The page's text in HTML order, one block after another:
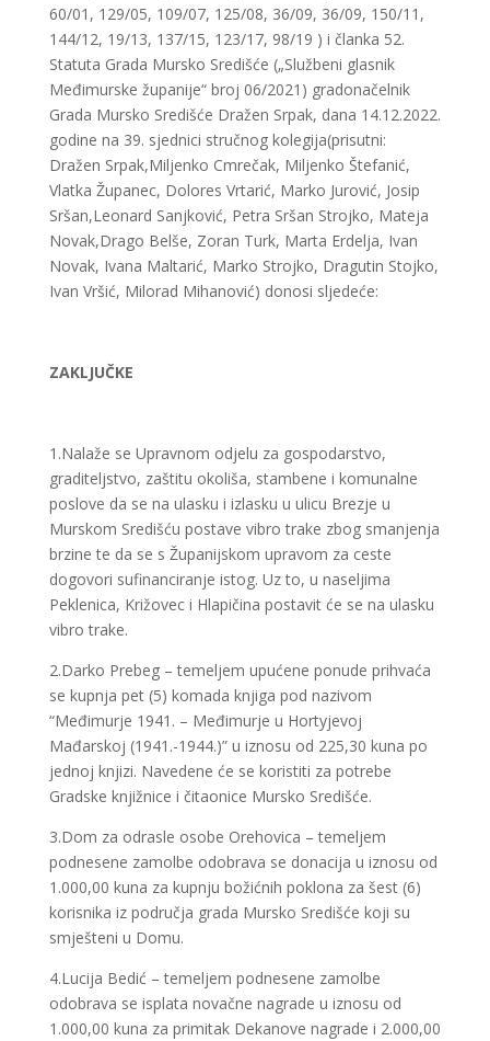
60/01, 129/05, 109/07, 125/08, 36/09, 36/09, 150/11,
144/12, 19/13, 137/15, 123/17, 98/19 ) i članka 52.
Statuta Grada Mursko Središće („Službeni glasnik
Međimurske županije“ broj 06/2021) gradonačelnik
Grada Mursko Središće Dražen Srpak, dana 14.12.2022.
godine na 39. sjednici stručnog kolegija(prisutni:
Dražen Srpak,Miljenko Cmrečak, Miljenko Štefanić,
Vlatka Županec, Dolores Vrtarić, Marko Jurović, Josip
Sršan,Leonard Sanjković, Petra Sršan Strojko, Mateja
Novak,Drago Belše, Zoran Turk, Marta Erdelja, Ivan
Novak, Ivana Maltarić, Marko Strojko, Dragutin Stojko,
Ivan Vršić, Milorad Mihanović) donosi sljedeće:
ZAKLJUČKE
1.Nalaže se Upravnom odjelu za gospodarstvo,
graditeljstvo, zaštitu okoliša, stambene i komunalne
poslove da se na ulasku i izlasku u ulicu Brezje u
Murskom Središću postave vibro trake zbog smanjenja
brzine te da se s Županijskom upravom za ceste
dogovori sufinanciranje istog. Uz to, u naseljima
Peklenica, Križovec i Hlapičina postavit će se na ulasku
vibro trake.
2.Darko Prebeg – temeljem upućene ponude prihvaća
se kupnja pet (5) komada knjiga pod nazivom
“Međimurje 1941. – Međimurje u Hortyjevoj
Mađarskoj (1941.-1944.)” u iznosu od 225,30 kuna po
jednoj knjizi. Navedene će se koristiti za potrebe
Gradske knjižnice i čitaonice Mursko Središće.
3.Dom za odrasle osobe Orehovica – temeljem
podnesene zamolbe odobrava se donacija u iznosu od
1.000,00 kuna za kupnju božićnih poklona za šest (6)
korisnika iz područja grada Mursko Središće koji su
smješteni u Domu.
4.Lucija Bedić – temeljem podnesene zamolbe
odobrava se isplata novačne nagrade u iznosu od
1.000,00 kuna za primitak Dekanove nagrade i 2.000,00